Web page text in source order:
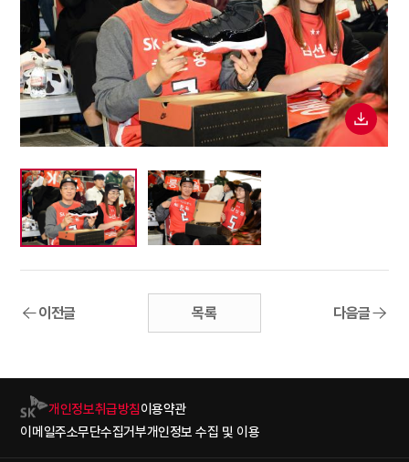
이전글 목록 다음글
개인정보취급방침이용약관
이메일주소무단수집거부개인정보 수집 및 이용